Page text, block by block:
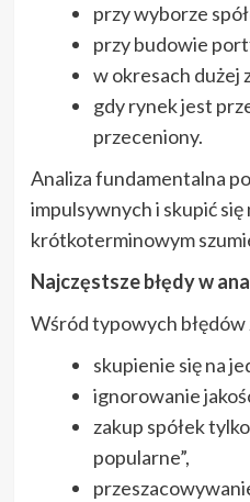
przy wyborze
przy budowie
w okresach dużej
gdy rynek jest
przeceniony.
Analiza fundamentalna
impulsywnych i skupić się
krótkoterminowym
Najczęstsze błędy w
Wśród typowych błędów
skupienie się na
ignorowanie
zakup spółek
popularne”,